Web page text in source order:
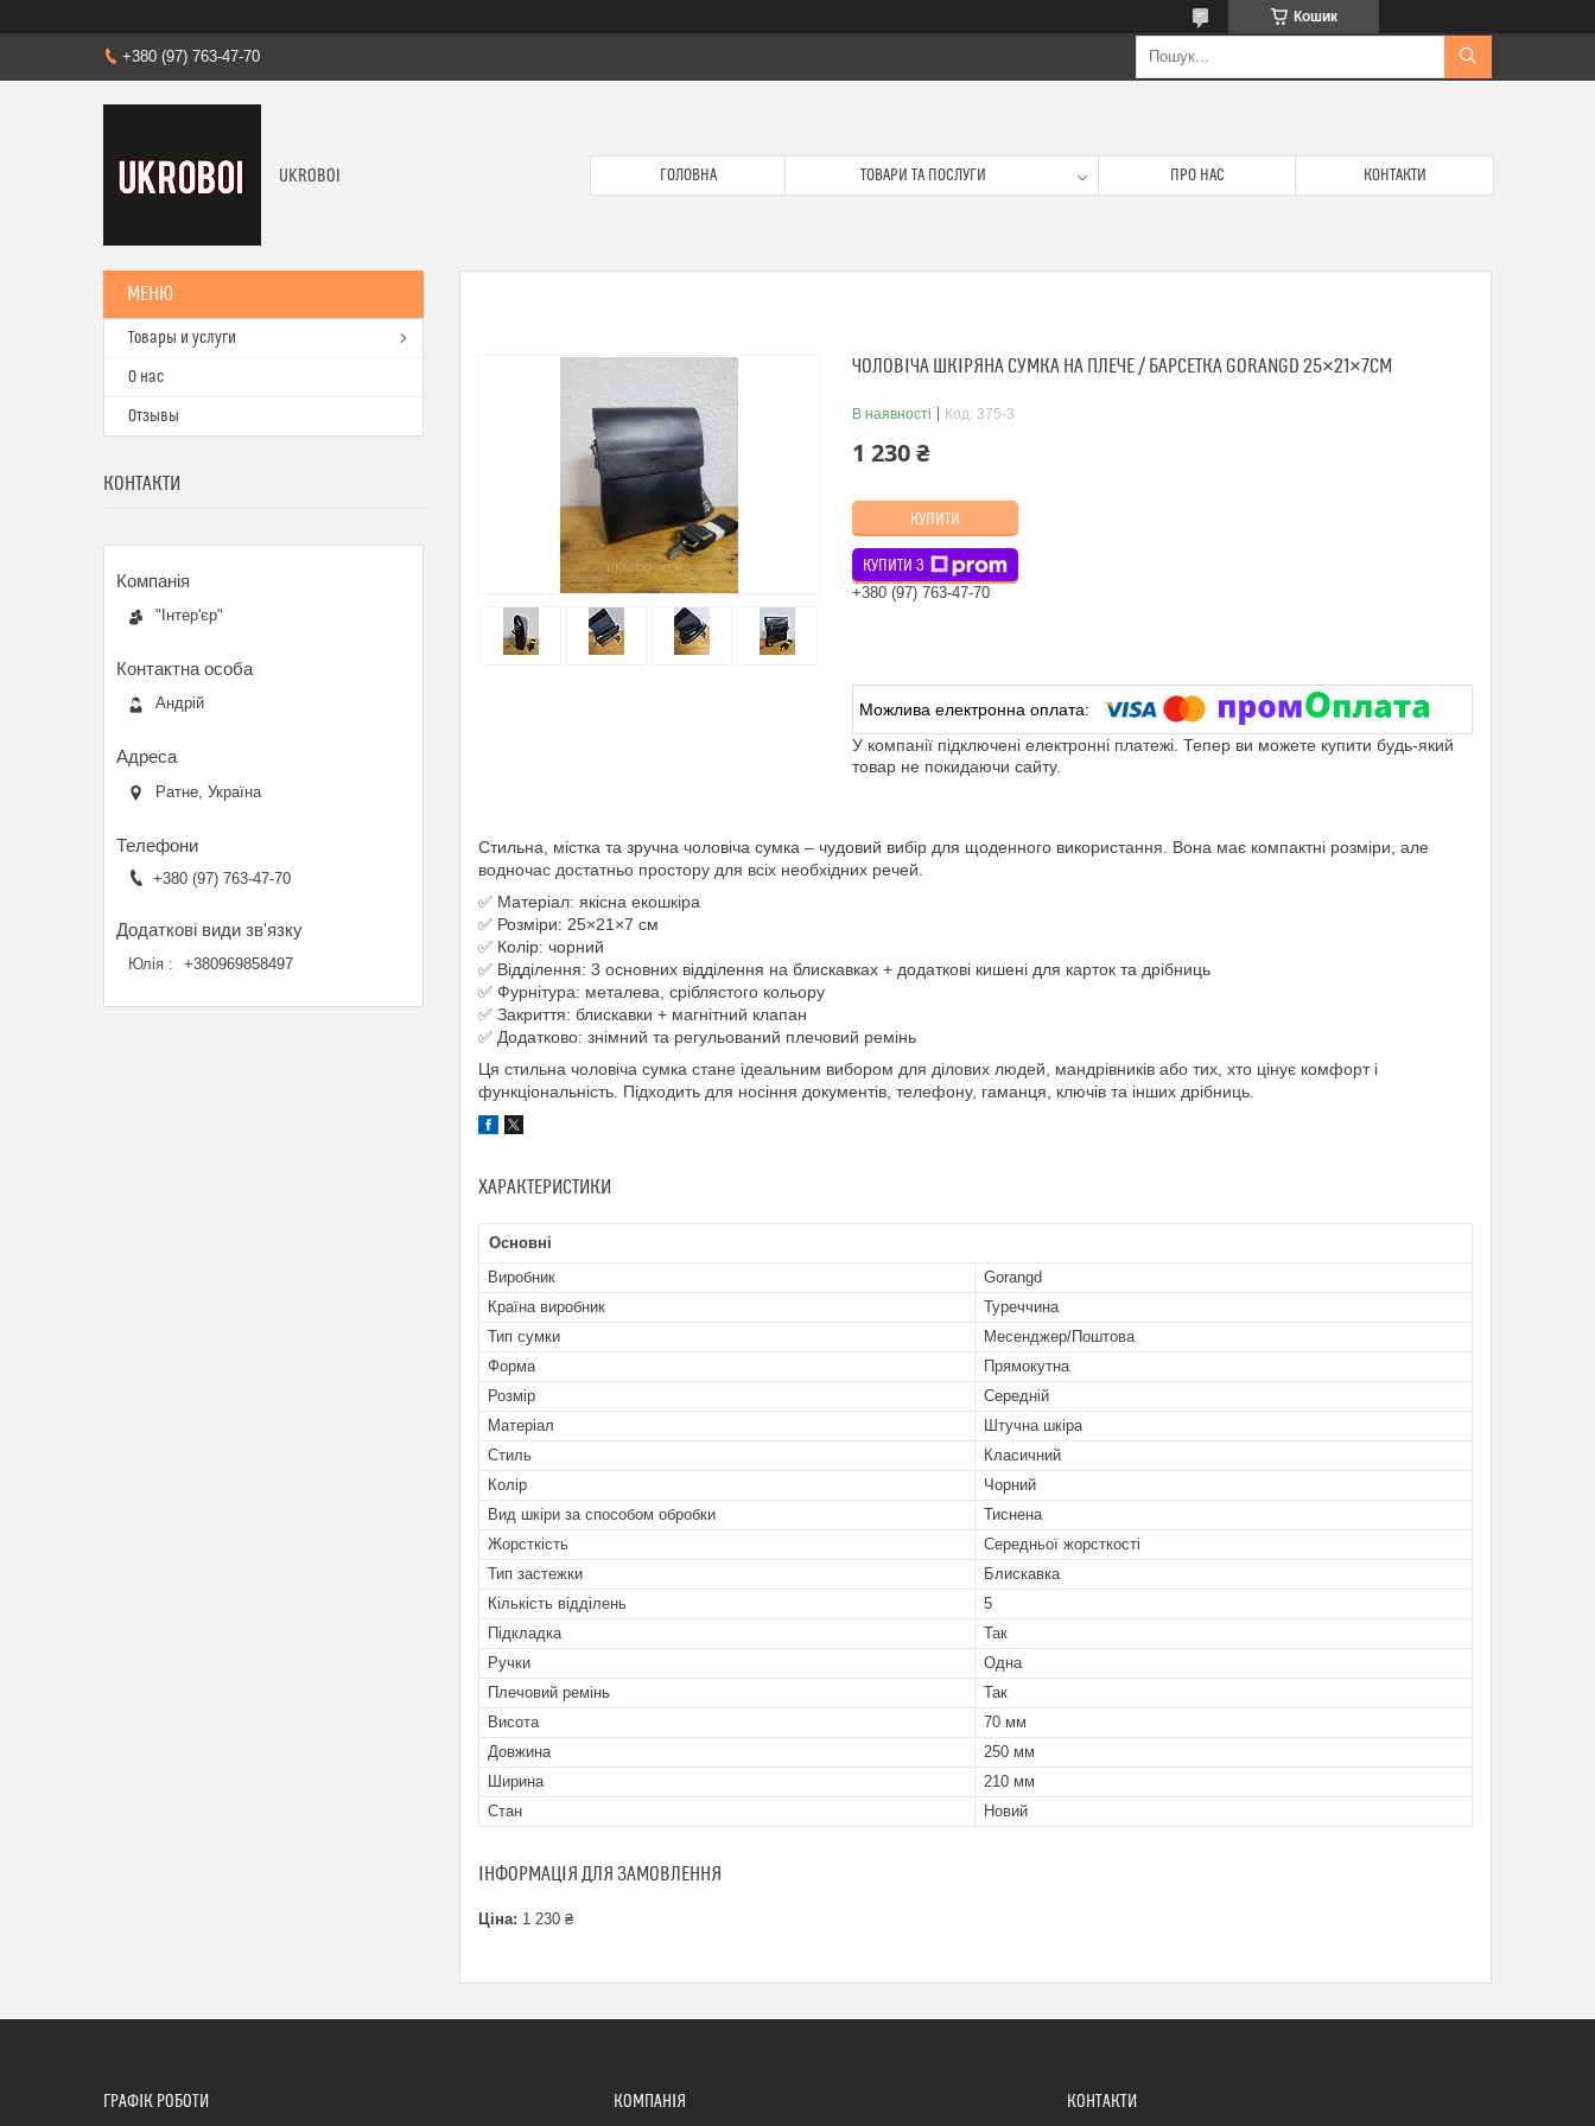
Кошик
+380 (97) 763-47-70
UKROBOI ГОЛОВНА ТОВАРИ ТА ПОСЛУГИ ПРО НАС КОНТАКТИ
ЧОЛОВІЧА ШКІРЯНА СУМКА НА ПЛЕЧЕ / БАРСЕТКА GORANGD 25×21×7СМ
В наявності Код: 375-3
1 230 ₴
КУПИТИ
КУПИТИ З
+380 (97) 763-47-70
У компанії підключені електронні платежі. Тепер ви можете купити будь-який
товар не покидаючи сайту.
Стильна, містка та зручна чоловіча сумка – чудовий вибір для щоденного використання. Вона має компактні розміри, але
водночас достатньо простору для всіх необхідних речей.
✅ Матеріал: якісна екошкіра
✅ Розміри: 25×21×7 см
✅ Колір: чорний
✅ Відділення: 3 основних відділення на блискавках + додаткові кишені для карток та дрібниць
✅ Фурнітура: металева, сріблястого кольору
✅ Закриття: блискавки + магнітний клапан
✅ Додатково: знімний та регульований плечовий ремінь
Ця стильна чоловіча сумка стане ідеальним вибором для ділових людей, мандрівників або тих, хто цінує комфорт і
функціональність. Підходить для носіння документів, телефону, гаманця, ключів та інших дрібниць.
ХАРАКТЕРИСТИКИ
Основні
Виробник
Gorangd
Країна виробник
Туреччина
Тип сумки
Месенджер/Поштова
Форма
Прямокутна
Розмір
Середній
Матеріал
Штучна шкіра
Стиль
Класичний
Колір
Чорний
Вид шкіри за способом обробки
Тиснена
Жорсткість
Середньої жорсткості
Тип застежки
Блискавка
Кількість відділень
5
Підкладка
Так
Ручки
Одна
Плечовий ремінь
Так
Висота
70 мм
Довжина
250 мм
Ширина
210 мм
Стан
Новий
ІНФОРМАЦІЯ ДЛЯ ЗАМОВЛЕННЯ
Ціна: 1 230 ₴
Товары и услуги
О нас
Отзывы
КОНТАКТИ
"Інтер'єр"
Андрій
Ратне, Україна
+380 (97) 763-47-70
Юлія +380969858497
ГРАФІК РОБОТИ